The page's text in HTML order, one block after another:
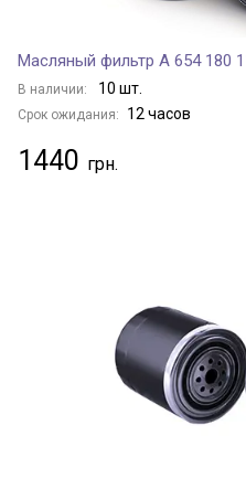
Масляный фильтр A 654 180
В наличии: 10 шт.
Срок ожидания: 12 часов
1440